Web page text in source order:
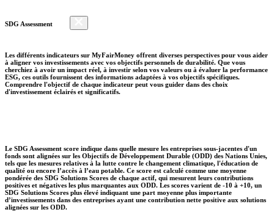
SDG Assessment
Les différents indicateurs sur MyFairMoney offrent diverses perspectives pour vous aider
à aligner vos investissements avec vos objectifs personnels de durabilité. Que vous
cherchiez à avoir un impact réel, à investir selon vos valeurs ou à évaluer la performance
ESG, ces outils fournissent des informations adaptées à vos objectifs spécifiques.
Comprendre l'objectif de chaque indicateur peut vous guider dans des choix
d'investissement éclairés et significatifs.
Le SDG Assessment score indique dans quelle mesure les entreprises sous-jacentes d'un
fonds sont alignées sur les Objectifs de Développement Durable (ODD) des Nations Unies,
tels que les mesures relatives à la lutte contre le changement climatique, l'éducation de
qualité ou encore l’accès à l’eau potable. Ce score est calculé comme une moyenne
pondérée des SDG Solutions Scores de chaque actif, qui mesurent leurs contributions
positives et négatives les plus marquantes aux ODD. Les scores varient de -10 à +10, un
SDG Solutions Scores plus élevé indiquant une part moyenne plus importante
d’investissements dans des entreprises ayant une contribution nette positive aux solutions
alignées sur les ODD.